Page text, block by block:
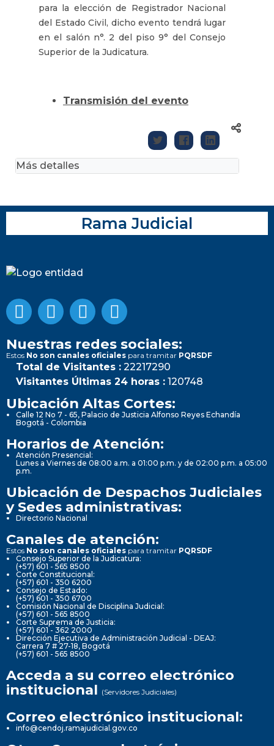
para la elección de Registrador Nacional
del Estado Civil, dicho evento tendrá lugar
en el salón n°. 2 del piso 9° del Consejo
Superior de la Judicatura.
Transmisión del evento
Más detalles
Rama Judicial
Nuestras redes sociales:
Estos No son canales oficiales para tramitar PQRSDF
Total de Visitantes : 22217290
Visitantes Últimas 24 horas : 120748
Ubicación Altas Cortes:
Calle 12 No 7 - 65, Palacio de Justicia Alfonso Reyes Echandía
Bogotá - Colombia
Horarios de Atención:
Atención Presencial:
Lunes a Viernes de 08:00 a.m. a 01:00 p.m. y de 02:00 p.m. a 05:00
p.m.
Ubicación de Despachos Judiciales
y Sedes administrativas:
Directorio Nacional
Canales de atención:
Estos No son canales oficiales para tramitar PQRSDF
Consejo Superior de la Judicatura:
(+57) 601 - 565 8500
Corte Constitucional:
(+57) 601 - 350 6200
Consejo de Estado:
(+57) 601 - 350 6700
Comisión Nacional de Disciplina Judicial:
(+57) 601 - 565 8500
Corte Suprema de Justicia:
(+57) 601 - 362 2000
Dirección Ejecutiva de Administración Judicial - DEAJ:
Carrera 7 # 27-18, Bogotá
(+57) 601 - 565 8500
Acceda a su correo electrónico
institucional (Servidores Judiciales)
Correo electrónico institucional:
info@cendoj.ramajudicial.gov.co